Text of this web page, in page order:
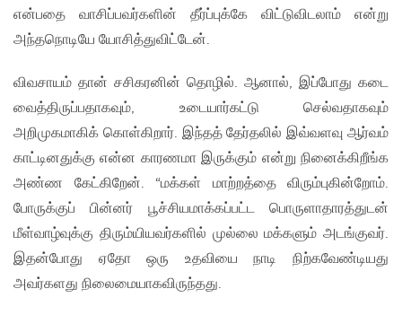
என்பதை வாசிப்பவர்களின் தீர்ப்புக்கே விட்டுவிடலாம் என்று
அந்தநொடியே யோசித்துவிட்டேன்.
விவசாயம் தான் சசிகரனின் தொழில். ஆனால், இப்போது கடை
வைத்திருப்பதாகவும், உடையார்கட்டு செல்வதாகவும்
அறிமுகமாகிக் கொள்கிறார். இந்தத் தேர்தலில் இவ்வளவு ஆர்வம்
காட்டினதுக்கு என்ன காரணமா இருக்கும் என்று நினைக்கிறீங்க
அண்ண கேட்கிறேன். “மக்கள் மாற்றத்தை விரும்புகின்றோம்.
போருக்குப் பின்னர் பூச்சியமாக்கப்பட்ட பொருளாதாரத்துடன்
மீள்வாழ்வுக்கு திரும்யியவர்களில் முல்லை மக்களும் அடங்குவர்.
இதன்போது ஏதோ ஒரு உதவியை நாடி நிற்கவேண்டியது
அவர்களது நிலைமையாகவிருந்தது.